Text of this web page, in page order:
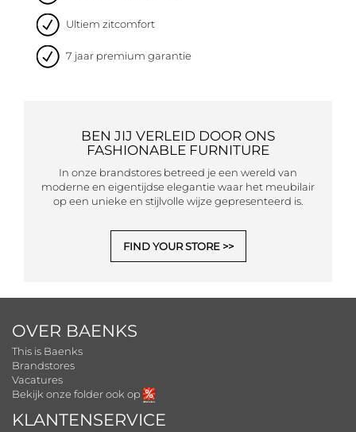
Ultiem zitcomfort
7 jaar premium garantie
BEN JIJ VERLEID DOOR ONS
FASHIONABLE FURNITURE
In onze brandstores betreed je een wereld van
moderne en eigentijdse elegantie waar het meubilair
op een unieke en stijlvolle wijze gepresenteerd is.
FIND YOUR STORE
OVER BAENKS
This is Baenks
Brandstores
Vacatures
Bekijk onze folder ook op
KLANTENSERVICE